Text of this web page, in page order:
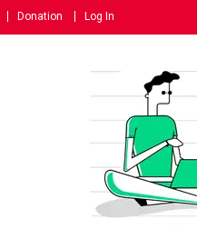
Donation Log In